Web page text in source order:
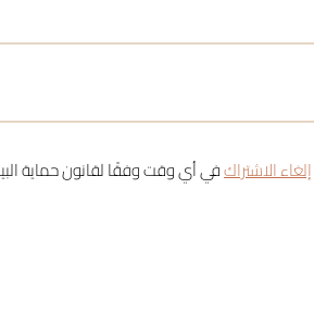
إلغاء الاشتراك